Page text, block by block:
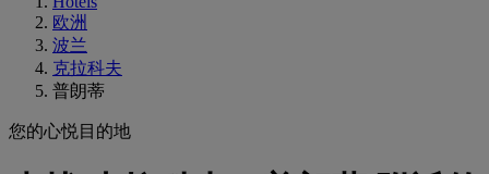
欧洲
波兰
克拉科夫
普朗蒂
您的心悦目的地